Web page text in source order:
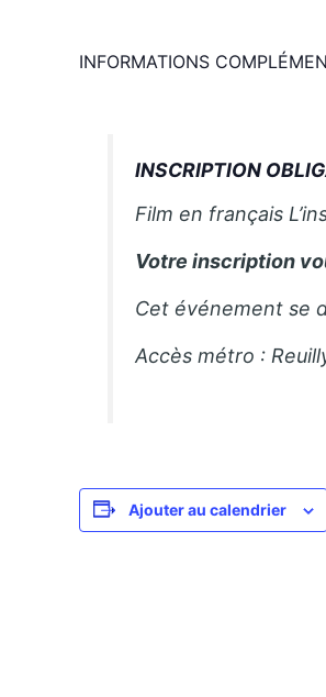
INFORMATIONS
INSCRIPTION
Film en français
Votre inscription
Cet événement se
Accès métro :
Ajouter au calendrier